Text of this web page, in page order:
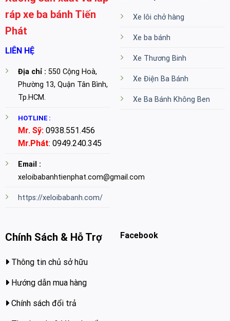
ráp xe ba bánh Tiến
Phát
LIÊN HỆ
Địa chỉ : 550 Cộng Hoà,
Phường 13, Quận Tân Bình,
Tp.HCM.
HOTLINE :
Mr. Sỹ:0938.551.456
Mr.Phát: 0949.240.345
Email :
xeloibabanhtienphat.com@gmail.com
https://xeloibabanh.com/
Xe lôi chở hàng
Xe ba bánh
Xe Thương Binh
Xe Điện Ba Bánh
Xe Ba Bánh Không Ben
Chính Sách & Hỗ Trợ
Thông tin chủ sở hữu
Hướng dẫn mua hàng
Chính sách đổi trả
Facebook